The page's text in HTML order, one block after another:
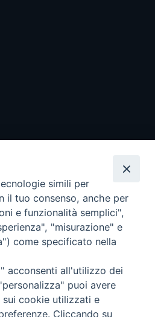
- Tutti i diritti riservati - Vita
simili per
il tuo consenso, anche per
e funzionalità semplici",
"misurazione" e
come specificato nella
acconsenti all'utilizzo dei
puoi avere
cookie utilizzati e
Cliccando su